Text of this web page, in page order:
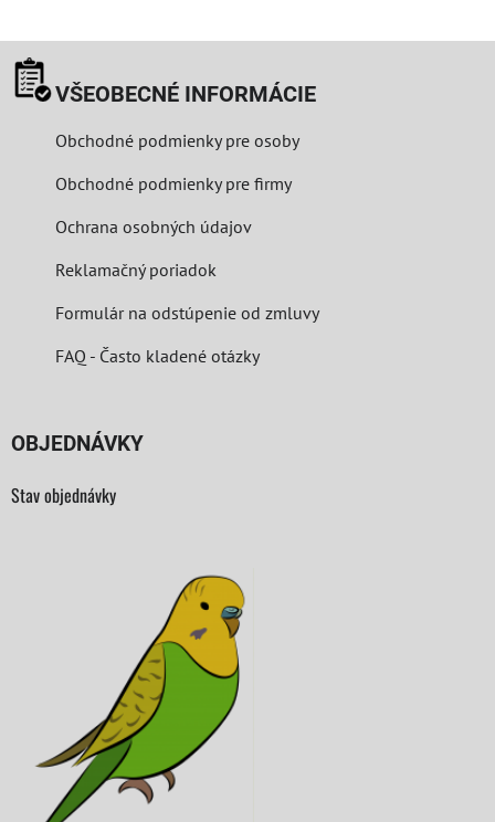
VŠEOBECNÉ INFORMÁCIE
Obchodné podmienky pre osoby
Obchodné podmienky pre firmy
Ochrana osobných údajov
Reklamačný poriadok
Formulár na odstúpenie od zmluvy
FAQ - Často kladené otázky
OBJEDNÁVKY
Stav objednávky